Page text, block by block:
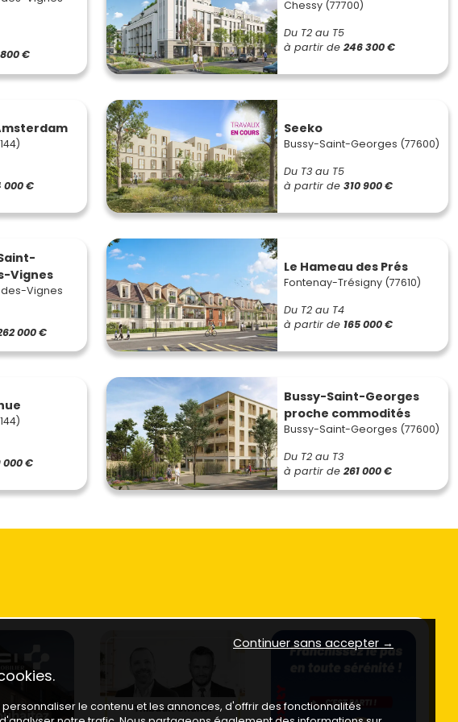
800 €
Chessy (77700)
Du T2 au T5
à partir de 246 300 €
000 €
Seeko
Bussy-Saint-Georges (77600)
Du T3 au T5
à partir de 310 900 €
Vignes
Vignes
000 €
Le Hameau des Prés
Fontenay-Trésigny (77610)
Du T2 au T4
à partir de 165 000 €
000 €
Bussy-Saint-Georges
proche commodités
Bussy-Saint-Georges (77600)
Du T2 au T3
à partir de 261 000 €
Continuer sans accepter →
le contenu et les annonces, d'offrir des fonctionnalités